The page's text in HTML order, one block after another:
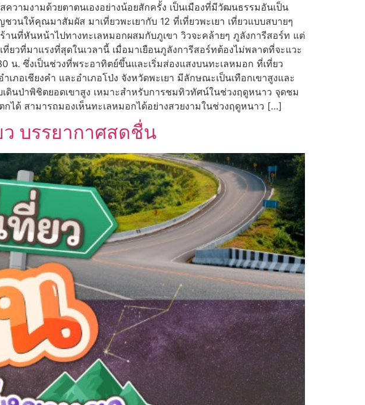
ามงามด้วยตาตนเองอย่างน้อยสักครั้ง เป็นเมืองที่มีวัฒนธรรมอันเป็น
นให้คุณมาสัมผัส มาเที่ยวพะเยากับ 12 ที่เที่ยวพะเยา เที่ยวแบบสบายๆ
นที่หันหน้าไปทางทะเลหมอกผสมกับภูเขา วิวจะคล้ายๆ ภูลังการีสอร์ท แต่
วที่มาแรงที่สุดในเวลานี้ เมื่อมาเยือนภูลังการีสอร์ทต้องไม่พลาดที่จะแวะ
น. ซึ่งเป็นช่วงที่พระอาทิตย์ขึ้นและเริ่มส่องแสงบนทะเลหมอก ที่เที่ยว
อเชียงคำ และอำเภอโป่ง จังหวัดพะเยา มีลักษณะเป็นเทือกเขาสูงและ
นป่าพิชิตยอดเขาสูง เหมาะสำหรับการชมทิวทัศน์ในช่วงฤดูหนาว จุดชม
ด้ สามารถมองเห็นทะเลหมอกได้อย่างสวยงามในช่วงฤดูหนาว […]
บรรยากาศสดชื่น